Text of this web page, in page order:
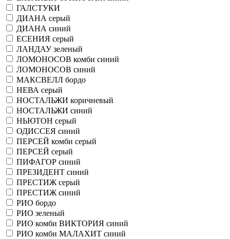
ГАЛСТУКИ
ДИАНА серый
ДИАНА синий
ЕСЕНИЯ серый
ЛАНДАУ зеленый
ЛОМОНОСОВ комби синий
ЛОМОНОСОВ синий
МАКСВЕЛЛ бордо
НЕВА серый
НОСТАЛЬЖИ коричневый
НОСТАЛЬЖИ синий
НЬЮТОН серый
ОДИССЕЯ синий
ПЕРСЕЙ комби серый
ПЕРСЕЙ серый
ПИФАГОР синий
ПРЕЗИДЕНТ синий
ПРЕСТИЖ серый
ПРЕСТИЖ синий
РИО бордо
РИО зеленый
РИО комби ВИКТОРИЯ синий
РИО комби МАЛАХИТ синий